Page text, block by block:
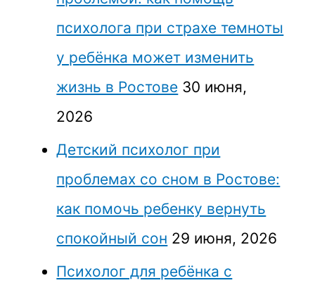
психолога при страхе темноты
у ребёнка может изменить
жизнь в Ростове 30 июня,
2026
Детский психолог при
проблемах со сном в Ростове:
как помочь ребенку вернуть
спокойный сон 29 июня, 2026
Психолог для ребёнка с